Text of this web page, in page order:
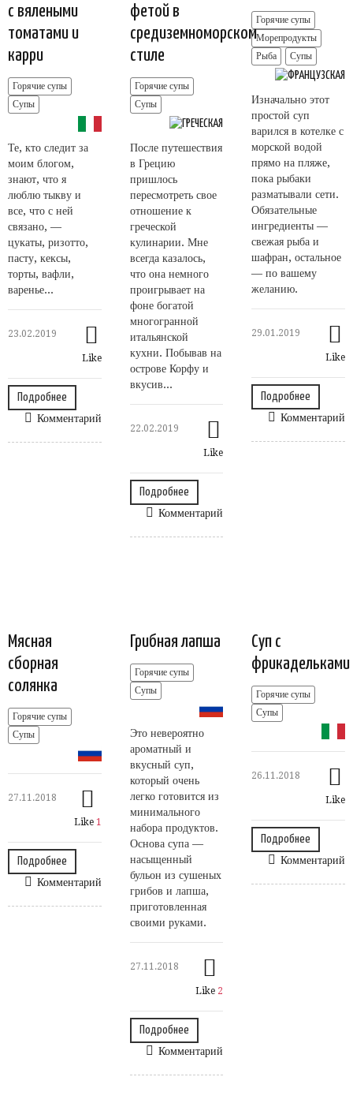
с вялеными
томатами и
карри
Горячие супы
Супы
Те, кто следит за
моим блогом,
знают, что я
люблю тыкву и
все, что с ней
связано, —
цукаты, ризотто,
пасту, кексы,
торты, вафли,
варенье...
23.02.2019
Like
Подробнее
Комментарий
фетой в
средиземноморском
стиле
Горячие супы
Супы
После путешествия
в Грецию
пришлось
пересмотреть свое
отношение к
греческой
кулинарии. Мне
всегда казалось,
что она немного
проигрывает на
фоне богатой
многогранной
итальянской
кухни. Побывав на
острове Корфу и
вкусив...
22.02.2019
Like
Подробнее
Комментарий
Горячие супы
Морепродукты
Рыба
Супы
Изначально этот
простой суп
варился в котелке с
морской водой
прямо на пляже,
пока рыбаки
разматывали сети.
Обязательные
ингредиенты —
свежая рыба и
шафран, остальное
— по вашему
желанию.
29.01.2019
Like
Подробнее
Комментарий
Мясная
сборная
солянка
Горячие супы
Супы
27.11.2018
Like 1
Подробнее
Комментарий
Грибная лапша
Горячие супы
Супы
Это невероятно
ароматный и
вкусный суп,
который очень
легко готовится из
минимального
набора продуктов.
Основа супа —
насыщенный
бульон из сушеных
грибов и лапша,
приготовленная
своими руками.
27.11.2018
Like 2
Подробнее
Комментарий
Суп с
фрикадельками
Горячие супы
Супы
26.11.2018
Like
Подробнее
Комментарий